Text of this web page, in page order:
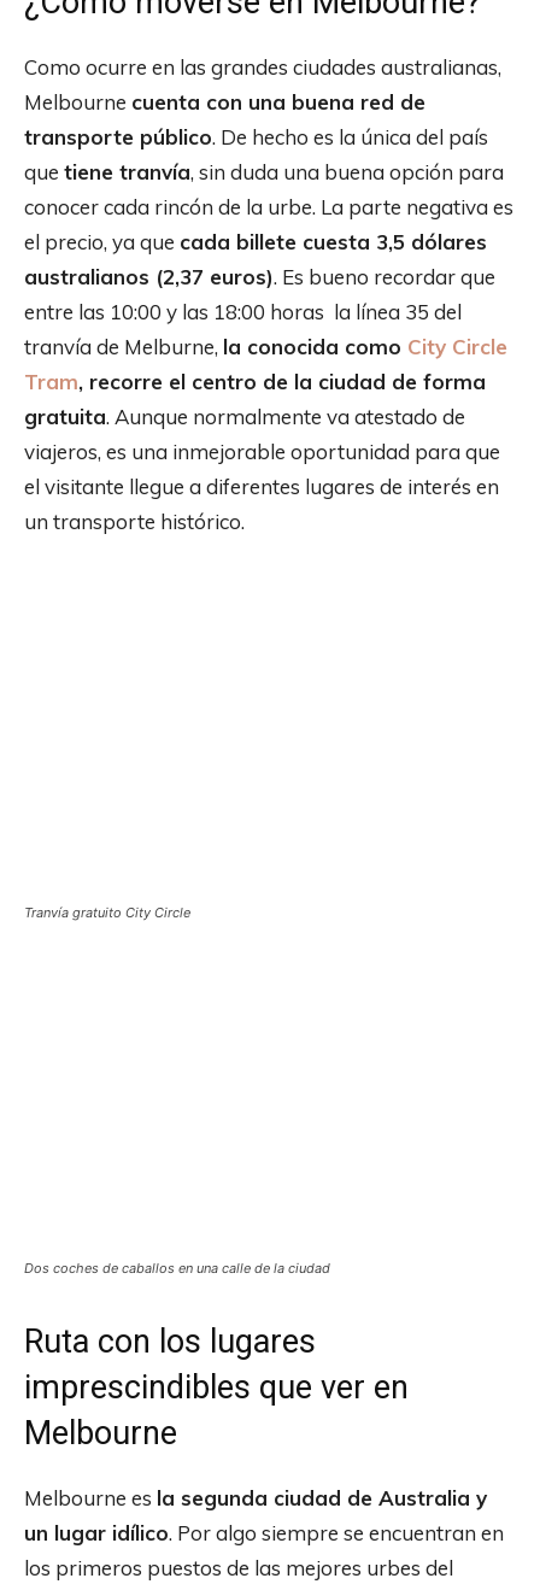
Como ocurre en las grandes ciudades australianas,
Melbourne cuenta con una buena red de
transporte público. De hecho es la única del país
que tiene tranvía, sin duda una buena opción para
conocer cada rincón de la urbe. La parte negativa es
el precio, ya que cada billete cuesta 3,5 dólares
australianos (2,37 euros). Es bueno recordar que
entre las 10:00 y las 18:00 horas la línea 35 del
tranvía de Melburne, la conocida como City Circle
Tram, recorre el centro de la ciudad de forma
gratuita. Aunque normalmente va atestado de
viajeros, es una inmejorable oportunidad para que
el visitante llegue a diferentes lugares de interés en
un transporte histórico.
Tranvía gratuito City Circle
Dos coches de caballos en una calle de la ciudad
Ruta con los lugares
imprescindibles que ver en
Melbourne
Melbourne es la segunda ciudad de Australia y
un lugar idílico. Por algo siempre se encuentran en
los primeros puestos de las mejores urbes del